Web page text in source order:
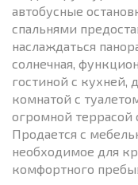
автобусные
спальнями
наслаждаться
солнечная,
гостиной с кухней,
комнатой с
огромной террасой
Продается с
необходимое для
комфортного